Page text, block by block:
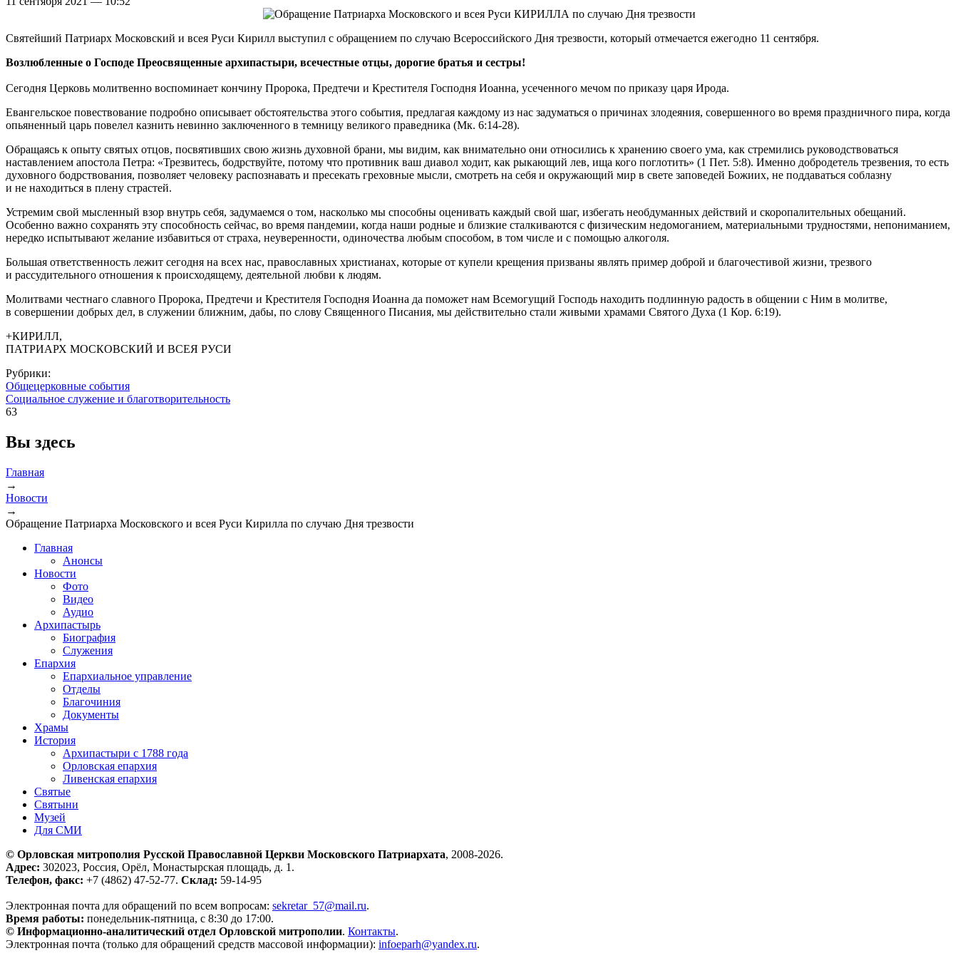
Святейший Патриарх Московский и всея Руси Кирилл выступил с обращением по случаю Всероссийского Дня трезвости, который отмечается ежегодно 11 сентября.
Возлюбленные о Господе Преосвященные архипастыри, всечестные отцы, дорогие братья и сестры!
Сегодня Церковь молитвенно воспоминает кончину Пророка, Предтечи и Крестителя Господня Иоанна, усеченного мечом по приказу царя Ирода.
Евангельское повествование подробно описывает обстоятельства этого события, предлагая каждому из нас задуматься о причинах злодеяния, совершенного во время праздничного пира, когда
опьяненный царь повелел казнить невинно заключенного в темницу великого праведника (Мк. 6:14-28).
Обращаясь к опыту святых отцов, посвятивших свою жизнь духовной брани, мы видим, как внимательно они относились к хранению своего ума, как стремились руководствоваться
наставлением апостола Петра: «Трезвитесь, бодрствуйте, потому что противник ваш диавол ходит, как рыкающий лев, ища кого поглотить» (1 Пет. 5:8). Именно добродетель трезвения, то есть
духовного бодрствования, позволяет человеку распознавать и пресекать греховные мысли, смотреть на себя и окружающий мир в свете заповедей Божиих, не поддаваться соблазну
и не находиться в плену страстей.
Устремим свой мысленный взор внутрь себя, задумаемся о том, насколько мы способны оценивать каждый свой шаг, избегать необдуманных действий и скоропалительных обещаний.
Особенно важно сохранять эту способность сейчас, во время пандемии, когда наши родные и близкие сталкиваются с физическим недомоганием, материальными трудностями, непониманием,
нередко испытывают желание избавиться от страха, неуверенности, одиночества любым способом, в том числе и с помощью алкоголя.
Большая ответственность лежит сегодня на всех нас, православных христианах, которые от купели крещения призваны являть пример доброй и благочестивой жизни, трезвого
и рассудительного отношения к происходящему, деятельной любви к людям.
Молитвами честнаго славного Пророка, Предтечи и Крестителя Господня Иоанна да поможет нам Всемогущий Господь находить подлинную радость в общении с Ним в молитве,
в совершении добрых дел, в служении ближним, дабы, по слову Священного Писания, мы действительно стали живыми храмами Святого Духа (1 Кор. 6:19).
+КИРИЛЛ,
ПАТРИАРХ МОСКОВСКИЙ И ВСЕЯ РУСИ
Рубрики:
Общецерковные события
Социальное служение и благотворительность
63
Вы здесь
Главная
→
Новости
→
Обращение Патриарха Московского и всея Руси Кирилла по случаю Дня трезвости
Главная
Анонсы
Новости
Фото
Видео
Аудио
Архипастырь
Биография
Служения
Епархия
Епархиальное управление
Отделы
Благочиния
Документы
Храмы
История
Архипастыри с 1788 года
Орловская епархия
Ливенская епархия
Святые
Святыни
Музей
Для СМИ
© Орловская митрополия Русской Православной Церкви Московского Патриархата, 2008-2026.
Адрес: 302023, Россия, Орёл, Монастырская площадь, д. 1.
Телефон, факс: +7 (4862) 47-52-77. Склад: 59-14-95
Электронная почта для обращений по всем вопросам: sekretar_57@mail.ru.
Время работы: понедельник-пятница, с 8:30 до 17:00.
© Информационно-аналитический отдел Орловской митрополии. Контакты.
Электронная почта (только для обращений средств массовой информации): infoeparh@yandex.ru.